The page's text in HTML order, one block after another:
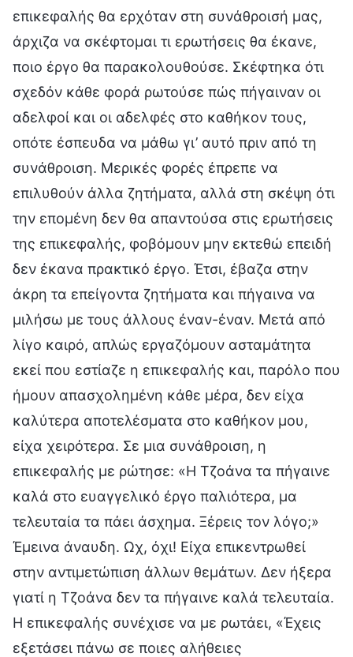
επικεφαλής θα ερχόταν στη συνάθροισή μας,
άρχιζα να σκέφτομαι τι ερωτήσεις θα έκανε,
ποιο έργο θα παρακολουθούσε. Σκέφτηκα ότι
σχεδόν κάθε φορά ρωτούσε πώς πήγαιναν οι
αδελφοί και οι αδελφές στο καθήκον τους,
οπότε έσπευδα να μάθω γι’ αυτό πριν από τη
συνάθροιση. Μερικές φορές έπρεπε να
επιλυθούν άλλα ζητήματα, αλλά στη σκέψη ότι
την επομένη δεν θα απαντούσα στις ερωτήσεις
της επικεφαλής, φοβόμουν μην εκτεθώ επειδή
δεν έκανα πρακτικό έργο. Έτσι, έβαζα στην
άκρη τα επείγοντα ζητήματα και πήγαινα να
μιλήσω με τους άλλους έναν-έναν. Μετά από
λίγο καιρό, απλώς εργαζόμουν ασταμάτητα
εκεί που εστίαζε η επικεφαλής και, παρόλο που
ήμουν απασχολημένη κάθε μέρα, δεν είχα
καλύτερα αποτελέσματα στο καθήκον μου,
είχα χειρότερα. Σε μια συνάθροιση, η
επικεφαλής με ρώτησε: «Η Τζοάνα τα πήγαινε
καλά στο ευαγγελικό έργο παλιότερα, μα
τελευταία τα πάει άσχημα. Ξέρεις τον λόγο;»
Έμεινα άναυδη. Ωχ, όχι! Είχα επικεντρωθεί
στην αντιμετώπιση άλλων θεμάτων. Δεν ήξερα
γιατί η Τζοάνα δεν τα πήγαινε καλά τελευταία.
Η επικεφαλής συνέχισε να με ρωτάει, «Έχεις
εξετάσει πάνω σε ποιες αλήθειες